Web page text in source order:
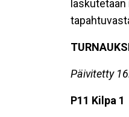
Päivitetty
P11 Kilpa 1